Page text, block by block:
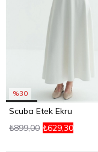
%30
Scuba Etek Ekru
₺629,30
₺899,00